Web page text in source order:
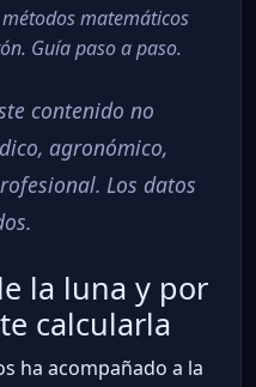
matemáticos
Guía paso a paso.
contenido no
agronómico,
Los datos
la luna y por
calcularla
ha acompañado a la